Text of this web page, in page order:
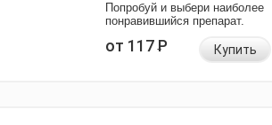
Попробуй и выбери наиболее
понравившийся препарат.
от 117Р Купить